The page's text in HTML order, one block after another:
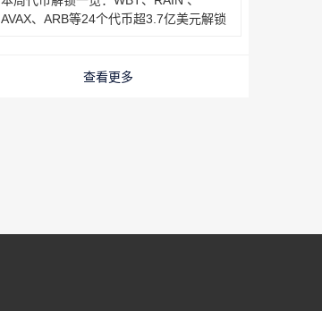
AVAX、ARB等24个代币超3.7亿美元解锁‌‌‌‌‌‌
查看更多